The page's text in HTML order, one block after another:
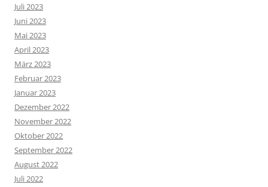
Juli 2023
Juni 2023
Mai 2023
April 2023
März 2023
Februar 2023
Januar 2023
Dezember 2022
November 2022
Oktober 2022
September 2022
August 2022
Juli 2022